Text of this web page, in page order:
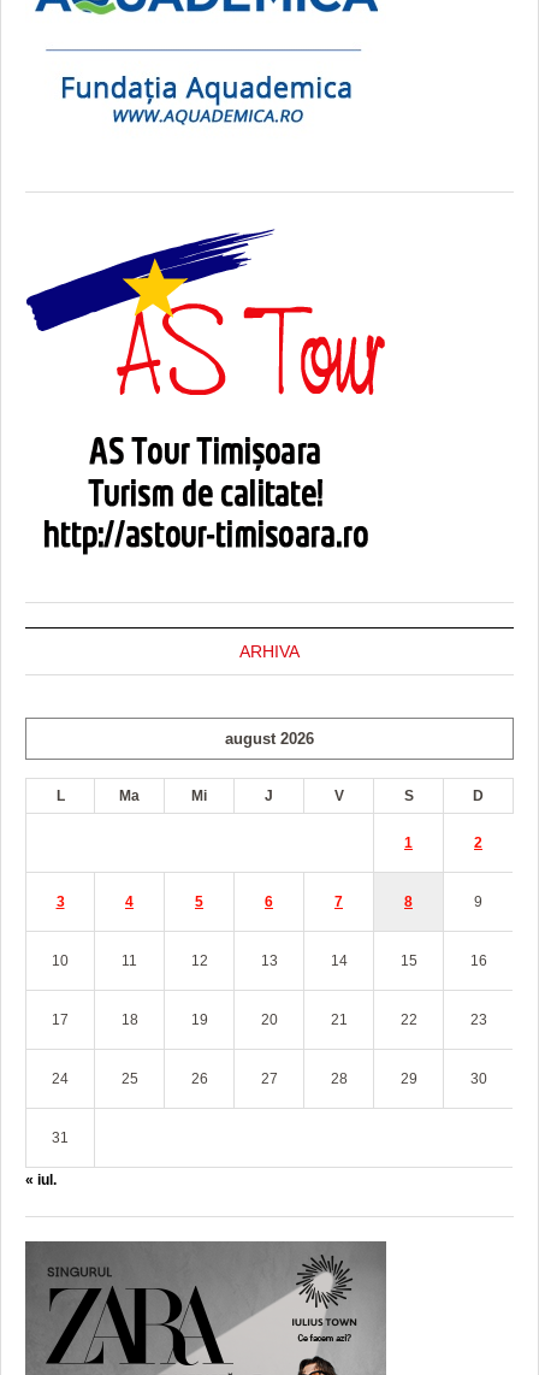
ARHIVA
august 2026
L Ma Mi J V S D
1 2
3 4 5 6 7 8 9
10 11 12 13 14 15 16
17 18 19 20 21 22 23
24 25 26 27 28 29 30
31
« iul.